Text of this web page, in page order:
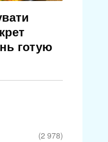
готую
(2 978)